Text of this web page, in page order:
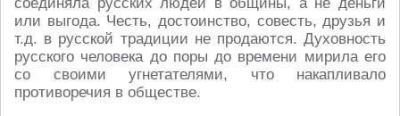
или выгода. Честь, достоинство, совесть, друзья и
т.д. в русской традиции не продаются. Духовность
русского человека до поры до времени мирила его
со своими угнетателями, что накапливало
противоречия в обществе.